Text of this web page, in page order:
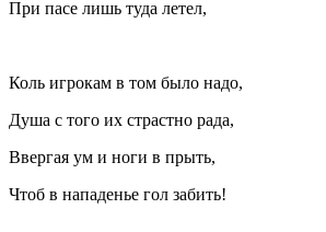
При пасе лишь туда летел,
Коль игрокам в том было надо,
Душа с того их страстно рада,
Ввергая ум и ноги в прыть,
Чтоб в нападенье гол забить!